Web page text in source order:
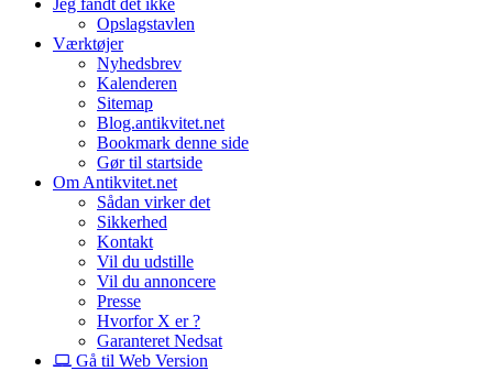
Jeg fandt det ikke
Opslagstavlen
Værktøjer
Nyhedsbrev
Kalenderen
Sitemap
Blog.antikvitet.net
Bookmark denne side
Gør til startside
Om Antikvitet.net
Sådan virker det
Sikkerhed
Kontakt
Vil du udstille
Vil du annoncere
Presse
Hvorfor X er ?
Garanteret Nedsat
Gå til Web Version